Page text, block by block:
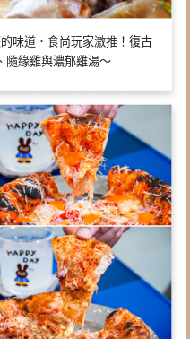
味道．食尚玩家激推！復古
隨緣雞與濃郁雞湯～